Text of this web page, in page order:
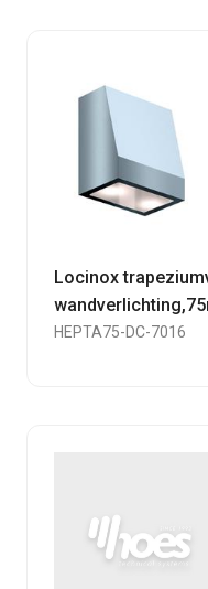
Locinox
HEPTA75-DC-7016